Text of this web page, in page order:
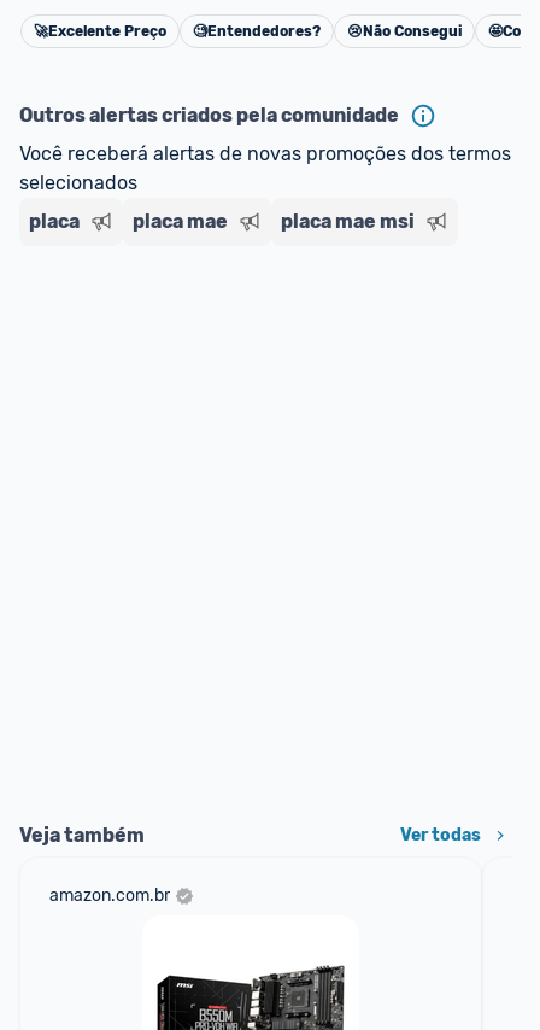
Cancelar
🚀Excelente Preço 🧐Entendedores? 😢 Não Consegui 🤩
Outros alertas criados pela comunidade
Você receberá alertas de novas promoções dos termos
selecionados
placa
placa mae placa mae msi
Veja também Ver todas
amazon.com.br